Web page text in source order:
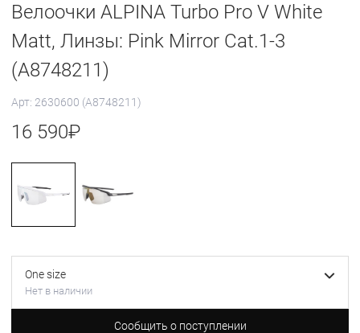
Велоочки ALPINA Turbo Pro V White
Matt, Линзы: Pink Mirror Cat.1-3
(A8748211)
Арт: 2630600 (A8748211)
16 590₽
One size
Нет в наличии
Сообщить о поступлении